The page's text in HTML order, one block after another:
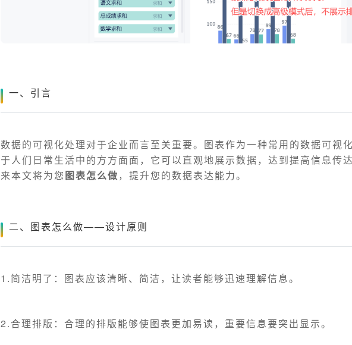
一、引言
数据的可视化处理对于企业而言至关重要。图表作为一种常用的数据可视
于人们日常生活中的方方面面，它可以直观地展示数据，达到提高信息传
来本文将为您图表怎么做 ，提升您的数据表达能力。
二、图表怎么做——设计原则
1.简洁明了：图表应该清晰、简洁，让读者能够迅速理解信息。
2.合理排版：合理的排版能够使图表更加易读，重要信息要突出显示。